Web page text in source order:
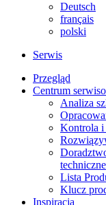
Deutsch
français
polski
Serwis
Przegląd
Centrum
Analiza
Kontrola i
techniczne
Lista
Klucz
Inspiracja